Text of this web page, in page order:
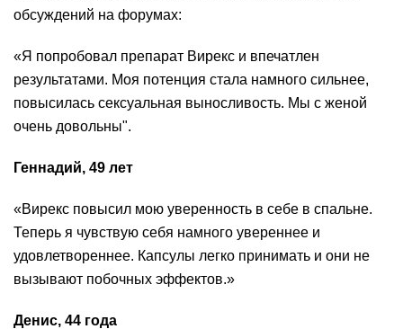
обсуждений на форумах:
«Я попробовал препарат Вирекс и впечатлен
результатами. Моя потенция стала намного сильнее,
повысилась сексуальная выносливость. Мы с женой
очень довольны".
Геннадий, 49 лет
«Вирекс повысил мою уверенность в себе в спальне.
Теперь я чувствую себя намного увереннее и
удовлетвореннее. Капсулы легко принимать и они не
вызывают побочных эффектов.»
Денис, 44 года